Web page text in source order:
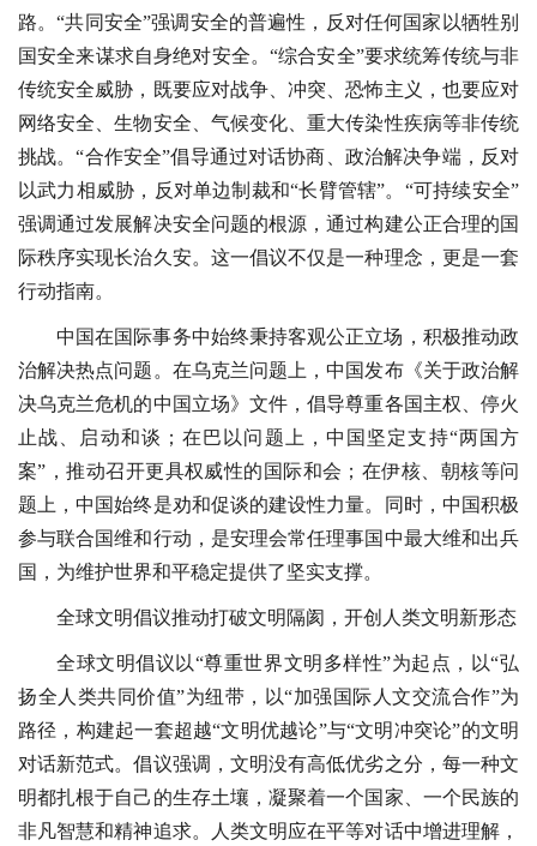
路。“共同安全”强调安全的普遍性，反对任何国家以牺牲别
国安全来谋求自身绝对安全。“综合安全”要求统筹传统与非
传统安全威胁，既要应对战争、冲突、恐怖主义，也要应对
网络安全、生物安全、气候变化、重大传染性疾病等非传统
挑战。“合作安全”倡导通过对话协商、政治解决争端，反对
以武力相威胁，反对单边制裁和“长臂管辖”。“可持续安全”
强调通过发展解决安全问题的根源，通过构建公正合理的国
际秩序实现长治久安。这一倡议不仅是一种理念，更是一套
行动指南。
中国在国际事务中始终秉持客观公正立场，积极推动政
治解决热点问题。在乌克兰问题上，中国发布《关于政治解
决乌克兰危机的中国立场》文件，倡导尊重各国主权、停火
止战、启动和谈；在巴以问题上，中国坚定支持“两国方
案”，推动召开更具权威性的国际和会；在伊核、朝核等问
题上，中国始终是劝和促谈的建设性力量。同时，中国积极
参与联合国维和行动，是安理会常任理事国中最大维和出兵
国，为维护世界和平稳定提供了坚实支撑。
全球文明倡议推动打破文明隔阂，开创人类文明新形态
全球文明倡议以“尊重世界文明多样性”为起点，以“弘
扬全人类共同价值”为纽带，以“加强国际人文交流合作”为
路径，构建起一套超越“文明优越论”与“文明冲突论”的文明
对话新范式。倡议强调，文明没有高低优劣之分，每一种文
明都扎根于自己的生存土壤，凝聚着一个国家、一个民族的
非凡智慧和精神追求。人类文明应在平等对话中增进理解，